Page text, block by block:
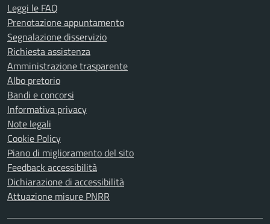
Leggi le FAQ
Prenotazione appuntamento
Segnalazione disservizio
Richiesta assistenza
Amministrazione trasparente
Albo pretorio
Bandi e concorsi
Informativa privacy
Note legali
Cookie Policy
Piano di miglioramento del sito
Feedback accessibilità
Dichiarazione di accessibilità
Attuazione misure PNRR